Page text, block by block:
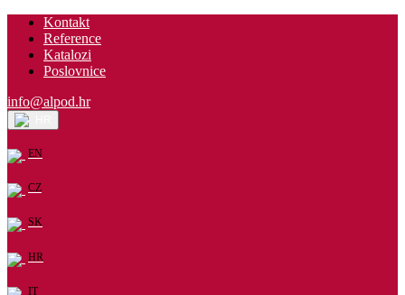
Kontakt
Reference
Katalozi
Poslovnice
info@alpod.hr
EN
CZ
SK
HR
IT